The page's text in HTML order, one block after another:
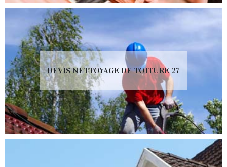
DEVIS NETTOYAGE DE TOITURE 27